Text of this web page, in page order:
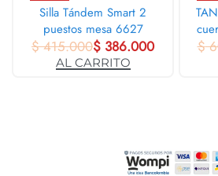
Silla Tándem Smart 2
puestos mesa 6627
$415.000$ 386.000
AL CARRITO
$